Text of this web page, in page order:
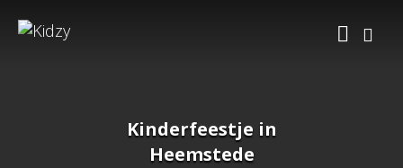
Kinderfeestje in
Heemstede